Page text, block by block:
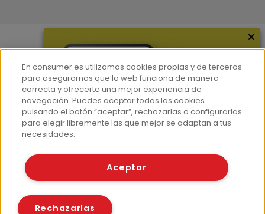
¿Quiénes somos?
Hemeroteca
Contacto
Corpus Lingüístico Consumer
© Fundación EROSKI
Aviso legal
×
En consumer.es utilizamos cookies propias y de terceros
para asegurarnos que la web funciona de manera
correcta y ofrecerte una mejor experiencia de
navegación. Puedes aceptar todas las cookies
pulsando el botón “aceptar”, rechazarlas o configurarlas
para elegir libremente las que mejor se adaptan a tus
necesidades.
Aceptar
Rechazarlas